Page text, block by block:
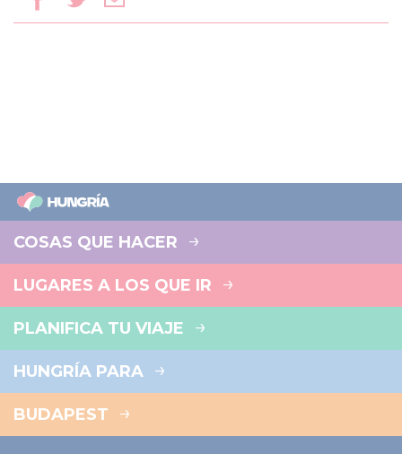
COSAS QUE HACER
LUGARES A LOS QUE IR
PLANIFICA TU VIAJE
HUNGRÍA PARA
BUDAPEST